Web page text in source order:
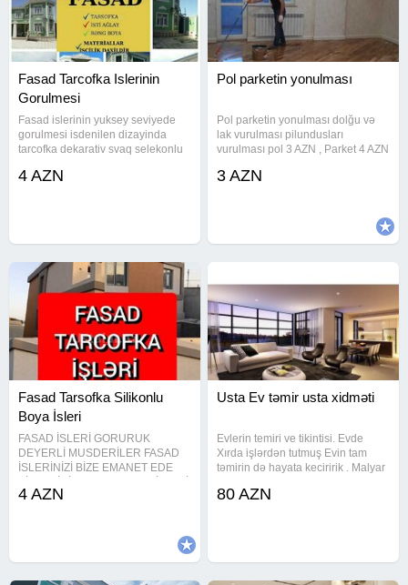
Fasad Tarcofka Islerinin
Gorulmesi
Fasad islerinin yuksey seviyede
gorulmesi isdenilen dizayinda
tarcofka dekarativ svaq selekonlu
das aqlay svaq isleri fasada ayln
4 AZN
Pol parketin yonulması
Pol parketin yonulması dolğu və
lak vurulması pilundusları
vurulması pol 3 AZN , Parket 4 AZN
3 AZN
Fasad Tarsofka Silikonlu
Boya İsleri
FASAD İSLERİ GORURUK
DEYERLİ MUSDERİLER FASAD
İSLERİNİZİ BİZE EMANET EDE
MATRİYALLARDAN İSDİFADE
4 AZN
Usta Ev təmir usta xidməti
Evlerin temiri ve tikintisi. Evde
Xırda işlərdən tutmuş Evin tam
təmirin də hayata keciririk . Malyar
Saniteknik (Su durbalarin və sair
80 AZN